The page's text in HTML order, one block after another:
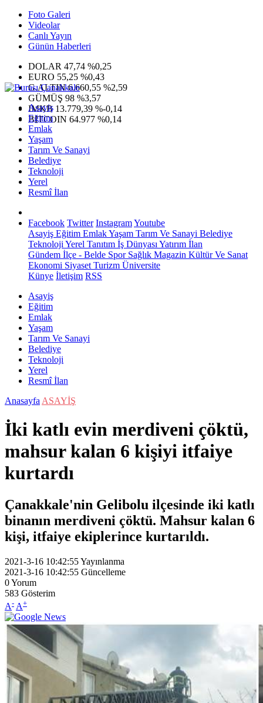
Foto Galeri
Videolar
Canlı Yayın
Günün Haberleri
DOLAR 47,74 %0,25
EURO 55,25 %0,43
G.ALTIN6.660,55 %2,59
GÜMÜŞ 98 %3,57
IMKB 13.779,39 %-0,14
BITCOIN 64.977 %0,14
Asayiş
Eğitim
Emlak
Yaşam
Tarım Ve Sanayi
Belediye
Teknoloji
Yerel
Resmî İlan
Facebook Twitter InstagramYoutube
Asayiş Eğitim EmlakYaşam Tarım Ve Sanayi Belediye
Teknoloji Yerel Tanıtım İş Dünyası Yatırım İlan
Gündem İlçe - Belde SporSağlık Magazin Kültür Ve Sanat
Ekonomi Siyaset Turizm Üniversite
Künye İletişim RSS
Asayiş
Eğitim
Emlak
Yaşam
Tarım Ve Sanayi
Belediye
Teknoloji
Yerel
Resmî İlan
Anasayfa ASAYİŞ
İki katlı evin merdiveni çöktü,
mahsur kalan 6 kişiyi itfaiye
kurtardı
Çanakkale'nin Gelibolu ilçesinde iki katlı
binanın merdiveni çöktü. Mahsur kalan 6
kişi, itfaiye ekiplerince kurtarıldı.
2021-3-16 10:42:55Yayınlanma
2021-3-16 10:42:55 Güncelleme
0Yorum
583 Gösterim
A- A+